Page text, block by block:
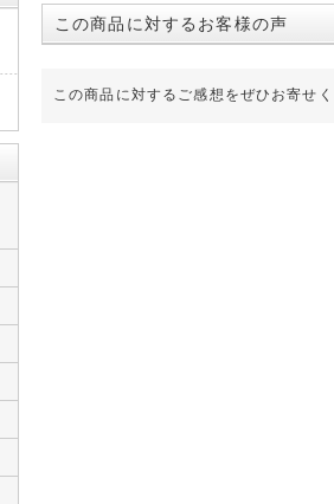
この商品に対するお客様の声
この商品に対するご感想をぜひお寄せ